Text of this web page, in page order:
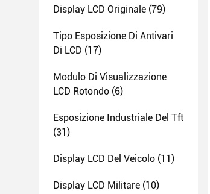
Display LCD Originale (79)
Tipo Esposizione Di Antivari
Di LCD (17)
Modulo Di Visualizzazione
LCD Rotondo (6)
Esposizione Industriale Del Tft
(31)
Display LCD Del Veicolo (11)
Display LCD Militare (10)